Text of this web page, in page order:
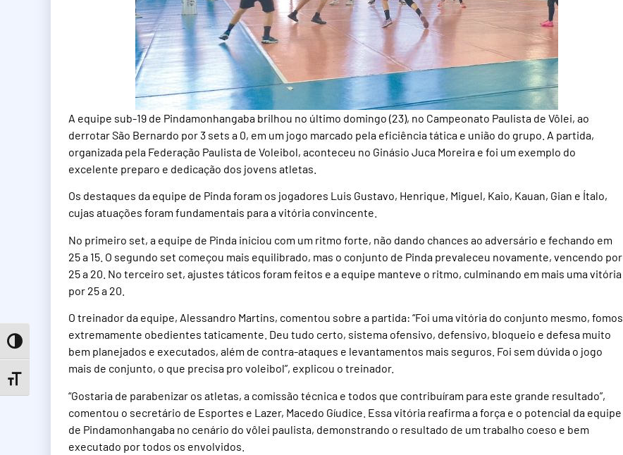
Toggle High Contrast
Toggle Font size
A equipe sub-19 de Pindamonhangaba brilhou no último domingo (23), no Campeonato Paulista de Vôlei, ao
derrotar São Bernardo por 3 sets a 0, em um jogo marcado pela eficiência tática e união do grupo. A partida,
organizada pela Federação Paulista de Voleibol, aconteceu no Ginásio Juca Moreira e foi um exemplo do
excelente preparo e dedicação dos jovens atletas.
Os destaques da equipe de Pinda foram os jogadores Luis Gustavo, Henrique, Miguel, Kaio, Kauan, Gian e Ítalo,
cujas atuações foram fundamentais para a vitória convincente.
No primeiro set, a equipe de Pinda iniciou com um ritmo forte, não dando chances ao adversário e fechando em
25 a 15. O segundo set começou mais equilibrado, mas o conjunto de Pinda prevaleceu novamente, vencendo por
25 a 20. No terceiro set, ajustes táticos foram feitos e a equipe manteve o ritmo, culminando em mais uma vitória
por 25 a 20.
O treinador da equipe, Alessandro Martins, comentou sobre a partida: “Foi uma vitória do conjunto mesmo, fomos
extremamente obedientes taticamente. Deu tudo certo, sistema ofensivo, defensivo, bloqueio e defesa muito
bem planejados e executados, além de contra-ataques e levantamentos mais seguros. Foi sem dúvida o jogo
mais de conjunto, o que precisa pro voleibol”, explicou o treinador.
“Gostaria de parabenizar os atletas, a comissão técnica e todos que contribuíram para este grande resultado”,
comentou o secretário de Esportes e Lazer, Macedo Gíudice. Essa vitória reafirma a força e o potencial da equipe
de Pindamonhangaba no cenário do vôlei paulista, demonstrando o resultado de um trabalho coeso e bem
executado por todos os envolvidos.